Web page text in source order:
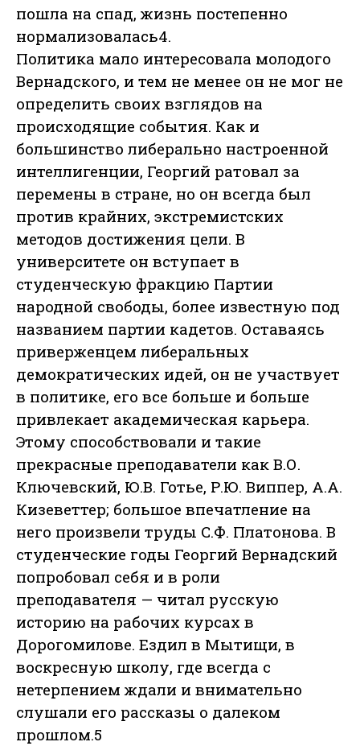
пошла на спад, жизнь постепенно
нормализовалась4.
Политика мало интересовала молодого
Вернадского, и тем не менее он не мог не
определить своих взглядов на
происходящие события. Как и
большинство либерально настроенной
интеллигенции, Георгий ратовал за
перемены в стране, но он всегда был
против крайних, экстремистских
методов достижения цели. В
университете он вступает в
студенческую фракцию Партии
народной свободы, более известную под
названием партии кадетов. Оставаясь
приверженцем либеральных
демократических идей, он не участвует
в политике, его все больше и больше
привлекает академическая карьера.
Этому способствовали и такие
прекрасные преподаватели как В.О.
Ключевский, Ю.В. Готье, Р.Ю. Виппер, А.А.
Кизеветтер; большое впечатление на
него произвели труды С.Ф. Платонова. В
студенческие годы Георгий Вернадский
попробовал себя и в роли
преподавателя — читал русскую
историю на рабочих курсах в
Дорогомилове. Ездил в Мытищи, в
воскресную школу, где всегда с
нетерпением ждали и внимательно
слушали его рассказы о далеком
прошлом.5